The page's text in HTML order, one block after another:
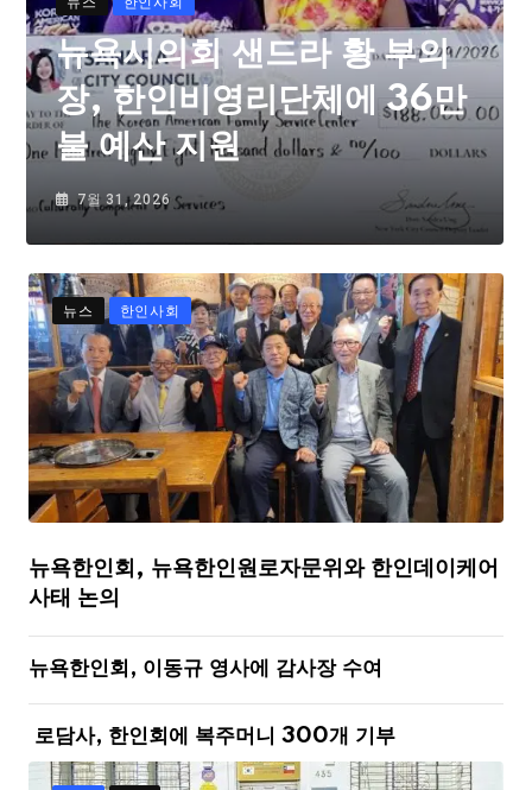
뉴욕시의회 샌드라 황 부의
장, 한인비영리단체에 36만
불 예산 지원
7월 31, 2026
뉴스 한인사회
뉴욕한인회, 뉴욕한인원로자문위와 한인데이케어
사태 논의
뉴욕한인회, 이동규 영사에 감사장 수여
로담사, 한인회에 복주머니 300개 기부